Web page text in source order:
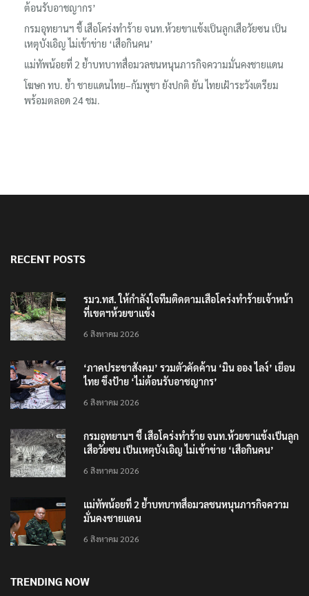
ต้อนรับอาชญากร’
กรมอุทยานฯ ชี้ เสือโคร่งทำร้าย จนท.ห้วยขาแข้งเป็นลูกเสือวัยซน เป็น
เหตุบังเอิญ ไม่เข้าข่าย ‘เสือกินคน’
แม่ทัพน้อยที่ 2 ย้ำบทบาทสื่อมวลชนหนุนภารกิจความมั่นคงชายแดน
โฆษก ทบ. ย้ำ ชายแดนไทย–กัมพูชา ยังปกติ ยัน ไทยเฝ้าระวังเตรียม
พร้อมตลอด 24 ชม.
RECENT POSTS
รมว.ทส. ให้กำลังใจทีมติดตามเสือโคร่งทำร้ายเจ้าหน้า
ที่เขตฯห้วยขาแข้ง
6 สิงหาคม 2026
‘ภาคประชาสังคม’ รวมตัวคัดค้าน ‘มิน ออง ไลง์’ เยือน
ไทย ขึงป้าย ‘ไม่ต้อนรับอาชญากร’
6 สิงหาคม 2026
กรมอุทยานฯ ชี้ เสือโคร่งทำร้าย จนท.ห้วยขาแข้งเป็นลูก
เสือวัยซน เป็นเหตุบังเอิญ ไม่เข้าข่าย ‘เสือกินคน’
6 สิงหาคม 2026
แม่ทัพน้อยที่ 2 ย้ำบทบาทสื่อมวลชนหนุนภารกิจความ
มั่นคงชายแดน
6 สิงหาคม 2026
TRENDING NOW